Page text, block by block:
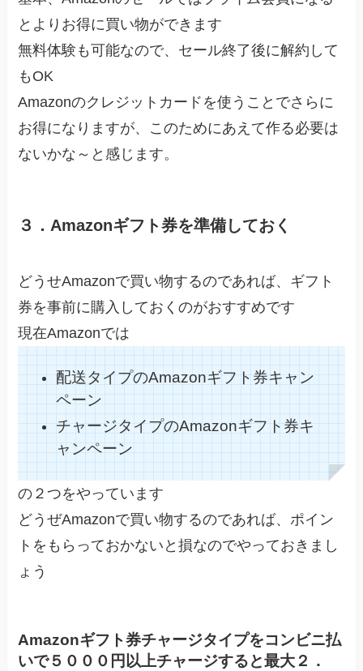
とよりお得に買い物ができます
無料体験も可能なので、セール終了後に解約して
もOK
Amazonのクレジットカードを使うことでさらに
お得になりますが、このためにあえて作る必要は
ないかな～と感じます。
３．Amazonギフト券を準備しておく
どうせAmazonで買い物するのであれば、ギフト
券を事前に購入しておくのがおすすめです
現在Amazonでは
配送タイプのAmazonギフト券キャン
ペーン
チャージタイプのAmazonギフト券キ
ャンペーン
の２つをやっています
どうぜAmazonで買い物するのであれば、ポイン
トをもらっておかないと損なのでやっておきまし
ょう
Amazonギフト券チャージタイプをコンビニ払
いで５０００円以上チャージすると最大２．